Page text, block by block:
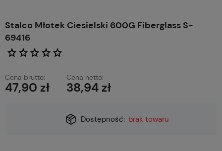
Stalco Młotek Ciesielski 600G Fiberglass S-
69416
Cena brutto:
47,90 zł
Cena netto:
38,94 zł
Dostępność: brak towaru